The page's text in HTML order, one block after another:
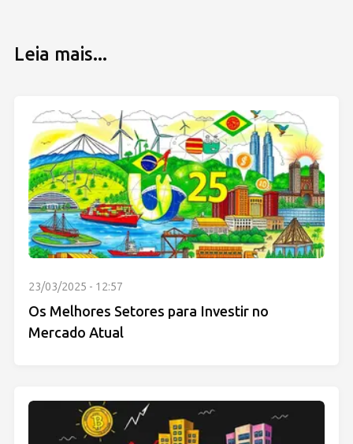
Leia mais...
23/03/2025 - 12:57
Os Melhores Setores para Investir no
Mercado Atual